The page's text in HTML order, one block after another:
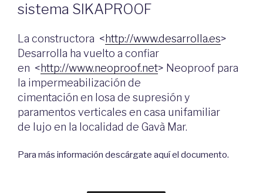
sistema SIKAPROOF
La constructora <http://www.desarrolla.es>
Desarrolla ha vuelto a confiar
en <http://www.neoproof.net> Neoproof para
la impermeabilización de
cimentación en losa de supresión y
paramentos verticales en casa unifamiliar
de lujo en la localidad de Gavà Mar.
Para más información descárgate aquí el documento.